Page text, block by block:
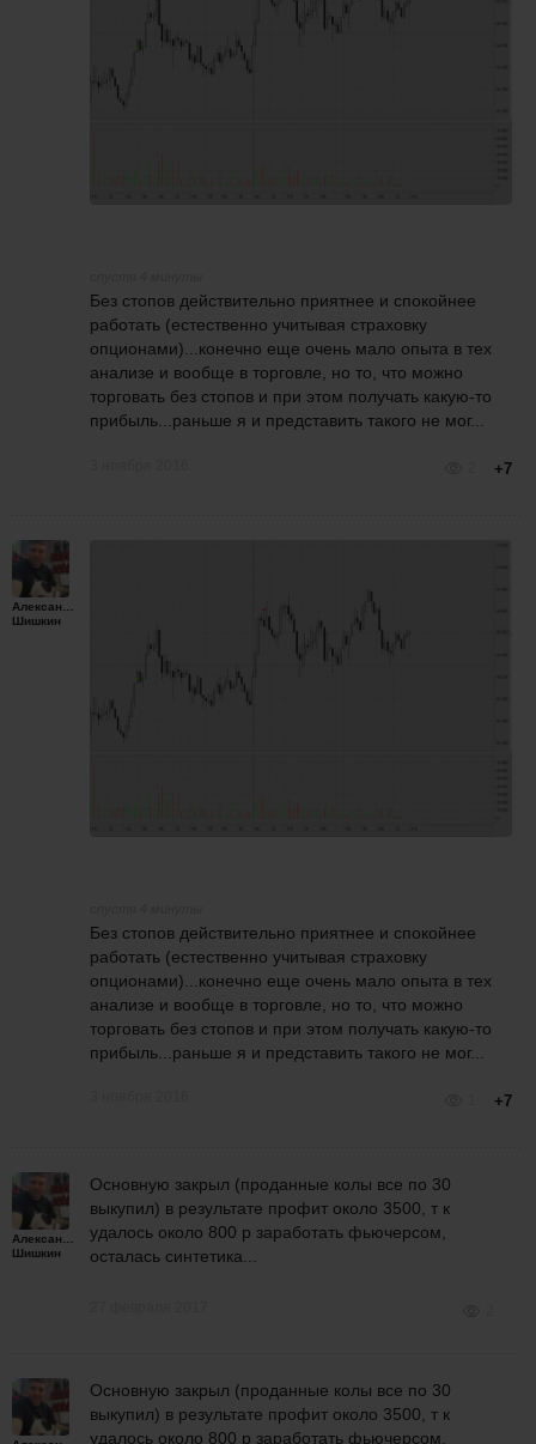
Без стопов действительно приятнее и спокойнее
работать (естественно учитывая страховку
опционами)...конечно еще очень мало опыта в тех
анализе и вообще в торговле, но то, что можно
торговать без стопов и при этом получать какую-то
прибыль...раньше я и представить такого не мог...
+7
Александр
Шишкин
Без стопов действительно приятнее и спокойнее
работать (естественно учитывая страховку
опционами)...конечно еще очень мало опыта в тех
анализе и вообще в торговле, но то, что можно
торговать без стопов и при этом получать какую-то
прибыль...раньше я и представить такого не мог...
+7
Александр
Шишкин
Основную закрыл (проданные колы все по 30
выкупил) в результате профит около 3500, т к
удалось около 800 р заработать фьючерсом,
осталась синтетика...
Основную закрыл (проданные колы все по 30
выкупил) в результате профит около 3500, т к
удалось около 800 р заработать фьючерсом,